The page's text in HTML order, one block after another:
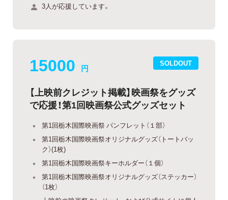
3人が応援しています。
SOLDOUT
15000 円
【上映前クレジット掲載】映画祭をグッズ
で応援！第1回映画祭公式グッズセット
第1回栃木国際映画祭 パンフレット（１部）
第1回栃木国際映画祭オリジナルグッズ（トートバッ
ク）(1枚)
第1回栃木国際映画祭キーホルダー（１個）
第1回栃木国際映画祭オリジナルグッズ（ステッカー）
（1枚）